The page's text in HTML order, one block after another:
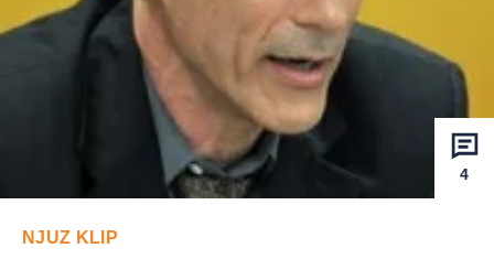
4
NJUZ KLIP